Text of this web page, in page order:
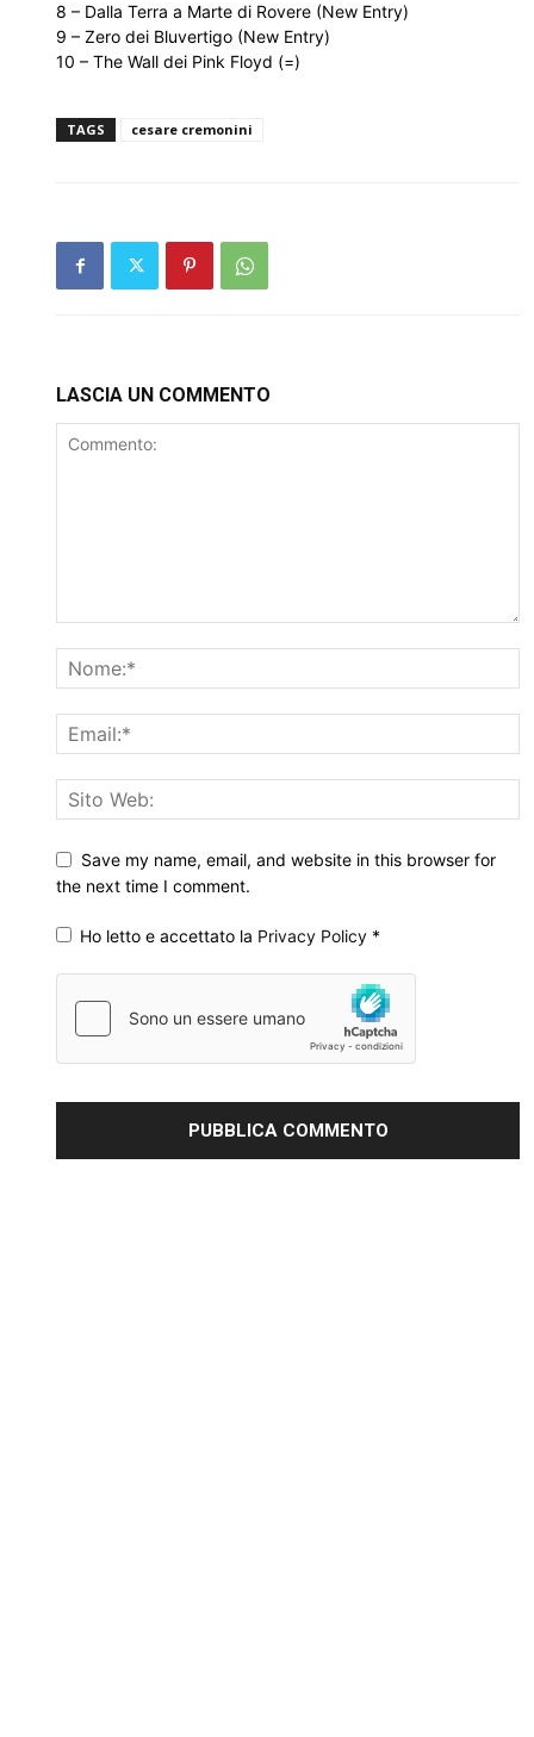
8 – Dalla Terra a Marte di Rovere (New Entry)
9 – Zero dei Bluvertigo (New Entry)
10 – The Wall dei Pink Floyd (=)
TAGS cesare cremonini
LASCIA UN COMMENTO
Save my name, email, and website in this browser for
the next time I comment.
Ho letto e accettato la Privacy Policy *